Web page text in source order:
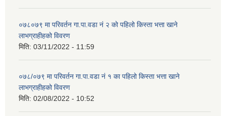
०७८०७९ मा परिवर्तन गा.पा.वडा नं २ को पहिलो किस्ता भत्ता खाने
लाभग्राहीहको विवरण
मिति: 03/11/2022 - 11:59
०७८/०७९ मा परिवर्तन गा.पा.वडा नं १ का पहिलो किस्ता भत्ता खाने
लाभग्राहीहको विवरण
मिति: 02/08/2022 - 10:52